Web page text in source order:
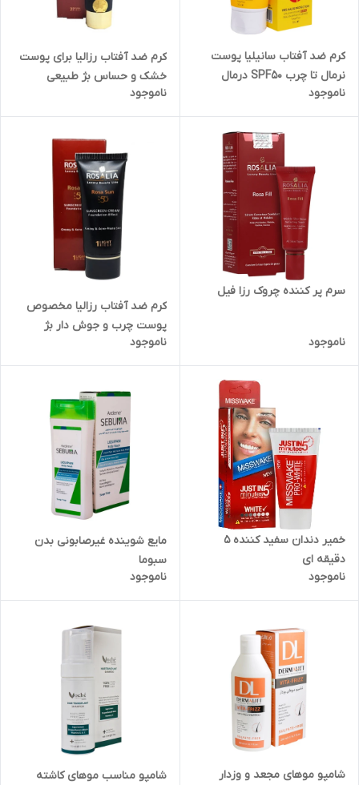
کرم ضد آفتاب سانیلیا پوست
نرمال تا چرب SPF50 درمال
فوکوس 50 میلی لیتر
ناموجود
کرم ضد آفتاب رزالیا برای پوست
خشک و حساس بژ طبیعی
SPF50
ناموجود
سرم پر کننده چروک رزا فیل
ناموجود
کرم ضد آفتاب رزالیا مخصوص
پوست چرب و جوش دار بژ
روشن SPF50
ناموجود
خمیر دندان سفید کننده 5
دقیقه ای
ناموجود
مایع شوینده غیرصابونی بدن
سبوما
ناموجود
شامپو موهای مجعد و وزدار
شامپو مناسب موهای کاشته